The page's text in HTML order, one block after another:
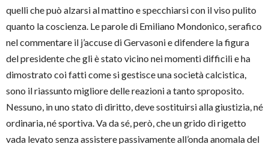
quelli che può alzarsi al mattino e specchiarsi con il viso pulito
quanto la coscienza. Le parole di Emiliano Mondonico, serafico
nel commentare il j’accuse di Gervasoni e difendere la figura
del presidente che gli è stato vicino nei momenti difficili e ha
dimostrato coi fatti come si gestisce una società calcistica,
sono il riassunto migliore delle reazioni a tanto sproposito.
Nessuno, in uno stato di diritto, deve sostituirsi alla giustizia, né
ordinaria, né sportiva. Va da sé, però, che un grido di rigetto
vada levato senza assistere passivamente all’onda anomala del